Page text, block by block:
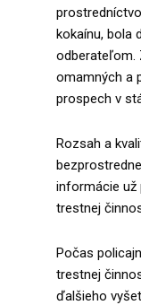
kokaínu, bola
odberateľom.
omamných a
prospech v
Rozsah a
informácie už
trestnej
Počas
trestnej
ďalšieho